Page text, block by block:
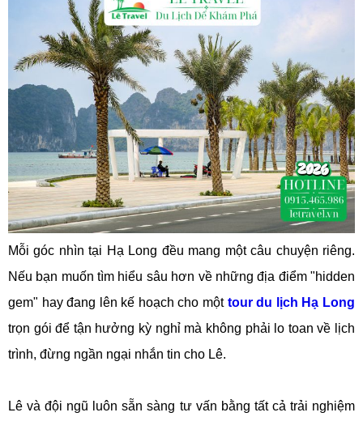
Mỗi góc nhìn tại Hạ Long đều mang một câu chuyện riêng.
Nếu bạn muốn tìm hiểu sâu hơn về những địa điểm "hidden
gem" hay đang lên kế hoạch cho một tour du lịch Hạ Long
trọn gói để tận hưởng kỳ nghỉ mà không phải lo toan về lịch
trình, đừng ngần ngại nhắn tin cho Lê.
Lê và đội ngũ luôn sẵn sàng tư vấn bằng tất cả trải nghiệm